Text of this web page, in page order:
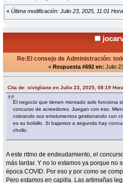
« Última modificación: Julio 23, 2025, 11:01
Re:El consejo de Administración:
« Respuesta #692 en: Julio
Cita de: sivigliano en Julio 23, 2025, 08:19
El negocio que tienen montado solo funciona
concurso de acreedores. Juegan con eso.
cobrando sus emolumentos gestionando con
es su bolsillo. Si bajamos a segunda hay
chollo.
A este ritmo de endeudamiento, el
más tardar. Y no lo estamos ya porque no
época COVID. Por eso y por como se
Pero estamos en capilla. Las artimañas